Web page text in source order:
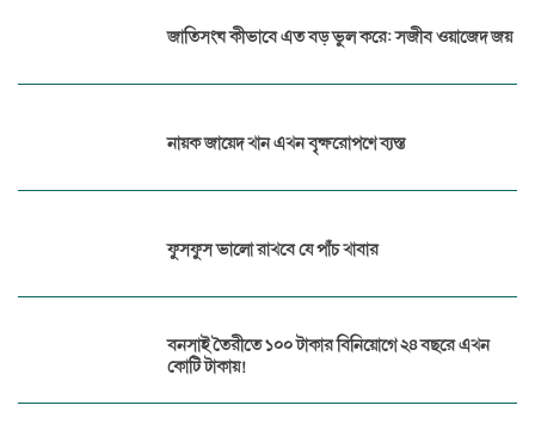
জাতিসংঘ কীভাবে এত বড় ভুল করে: সজীব ওয়াজেদ জয়
নায়ক জায়েদ খান এখন বৃক্ষরোপণে ব্যস্ত
ফুসফুস ভালো রাখবে যে পাঁচ খাবার
বনসাই তৈরীতে ১০০ টাকার বিনিয়োগে ২৪ বছরে এখন
কোটি টাকায়!